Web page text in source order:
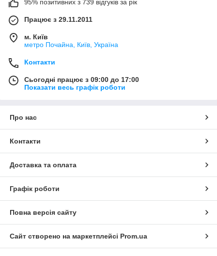
95% позитивних з 739 відгуків за рік
Працює з 29.11.2011
м. Київ
метро Почайна, Київ, Україна
Контакти
Сьогодні працює з 09:00 до 17:00
Показати весь графік роботи
Про нас
Контакти
Доставка та оплата
Графік роботи
Повна версія сайту
Сайт створено на маркетплейсі Prom.ua